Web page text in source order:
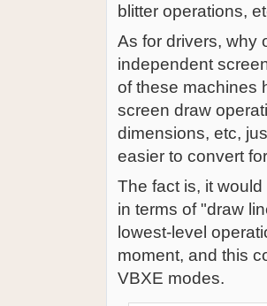
blitter operations,
As for drivers, why
independent
of these machines
screen draw
dimensions, etc,
easier to convert
The fact is, it
in terms of "draw
lowest-level
moment, and this
VBXE modes.